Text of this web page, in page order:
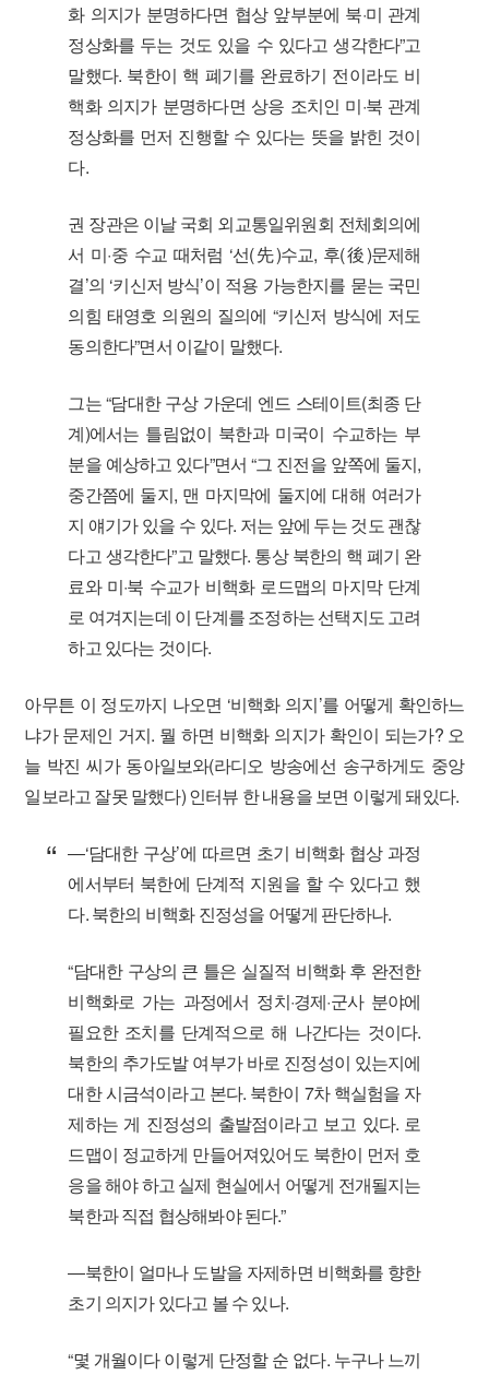
화 의지가 분명하다면 협상 앞부분에 북·미 관계
정상화를 두는 것도 있을 수 있다고 생각한다”고
말했다. 북한이 핵 폐기를 완료하기 전이라도 비
핵화 의지가 분명하다면 상응 조치인 미·북 관계
정상화를 먼저 진행할 수 있다는 뜻을 밝힌 것이
다.
권 장관은 이날 국회 외교통일위원회 전체회의에
서 미·중 수교 때처럼 ‘선(先)수교, 후(後)문제해
결’의 ‘키신저 방식’이 적용 가능한지를 묻는 국민
의힘 태영호 의원의 질의에 “키신저 방식에 저도
동의한다”면서 이같이 말했다.
그는 “담대한 구상 가운데 엔드 스테이트(최종 단
계)에서는 틀림없이 북한과 미국이 수교하는 부
분을 예상하고 있다”면서 “그 진전을 앞쪽에 둘지,
중간쯤에 둘지, 맨 마지막에 둘지에 대해 여러가
지 얘기가 있을 수 있다. 저는 앞에 두는 것도 괜찮
다고 생각한다”고 말했다. 통상 북한의 핵 폐기 완
료와 미·북 수교가 비핵화 로드맵의 마지막 단계
로 여겨지는데 이 단계를 조정하는 선택지도 고려
하고 있다는 것이다.
아무튼 이 정도까지 나오면 ‘비핵화 의지’를 어떻게 확인하느
냐가 문제인 거지. 뭘 하면 비핵화 의지가 확인이 되는가? 오
늘 박진 씨가 동아일보와(라디오 방송에선 송구하게도 중앙
일보라고 잘못 말했다) 인터뷰 한 내용을 보면 이렇게 돼있다.
―‘담대한 구상’에 따르면 초기 비핵화 협상 과정
에서부터 북한에 단계적 지원을 할 수 있다고 했
다. 북한의 비핵화 진정성을 어떻게 판단하나.
“담대한 구상의 큰 틀은 실질적 비핵화 후 완전한
비핵화로 가는 과정에서 정치·경제·군사 분야에
필요한 조치를 단계적으로 해 나간다는 것이다.
북한의 추가도발 여부가 바로 진정성이 있는지에
대한 시금석이라고 본다. 북한이 7차 핵실험을 자
제하는 게 진정성의 출발점이라고 보고 있다. 로
드맵이 정교하게 만들어져있어도 북한이 먼저 호
응을 해야 하고 실제 현실에서 어떻게 전개될지는
북한과 직접 협상해봐야 된다.”
―북한이 얼마나 도발을 자제하면 비핵화를 향한
초기 의지가 있다고 볼 수 있나.
“몇 개월이다 이렇게 단정할 순 없다. 누구나 느끼